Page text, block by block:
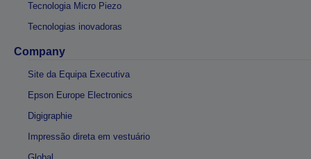
Tecnologia Micro Piezo
Tecnologias inovadoras
Company
Site da Equipa Executiva
Epson Europe Electronics
Digigraphie
Impressão direta em vestuário